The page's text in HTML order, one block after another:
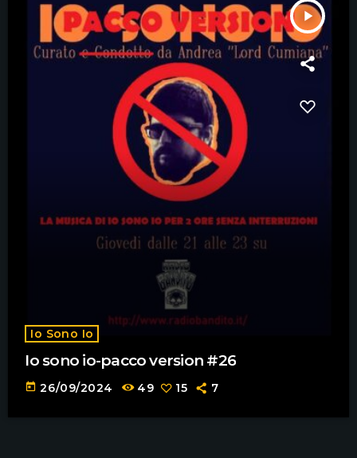
play_arrow
Io Sono Io
Io sono io-pacco version #26
today 26/09/2024 49 15 7